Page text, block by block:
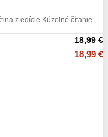
z edície Kúzelné čítanie.
18,99 €
18,99 €